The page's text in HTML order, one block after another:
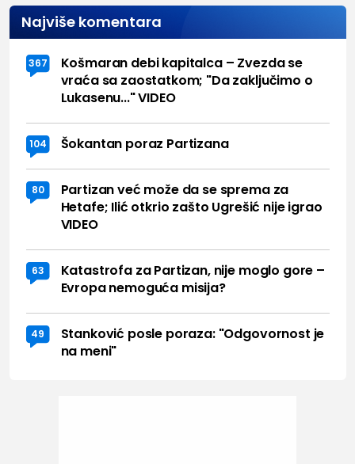
Najviše komentara
367
Košmaran debi kapitalca – Zvezda se
vraća sa zaostatkom; "Da zaključimo o
Lukasenu..." VIDEO
104 Šokantan poraz Partizana
80
Partizan već može da se sprema za
Hetafe; Ilić otkrio zašto Ugrešić nije igrao
VIDEO
63
Katastrofa za Partizan, nije moglo gore –
Evropa nemoguća misija?
49
Stanković posle poraza: "Odgovornost je
na meni"